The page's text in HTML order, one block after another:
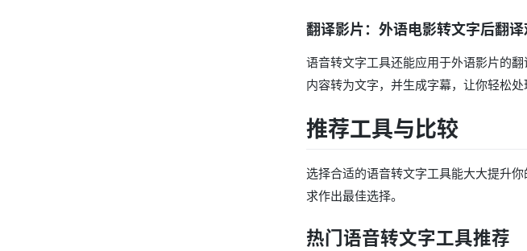
翻译影片：外语电影转文字后翻译
语音转文字工具还能应用于外语影片的
内容转为文字，并生成字幕，让你轻松
推荐工具与比较
选择合适的语音转文字工具能大大提升
求作出最佳选择。
热门语音转文字工具推荐